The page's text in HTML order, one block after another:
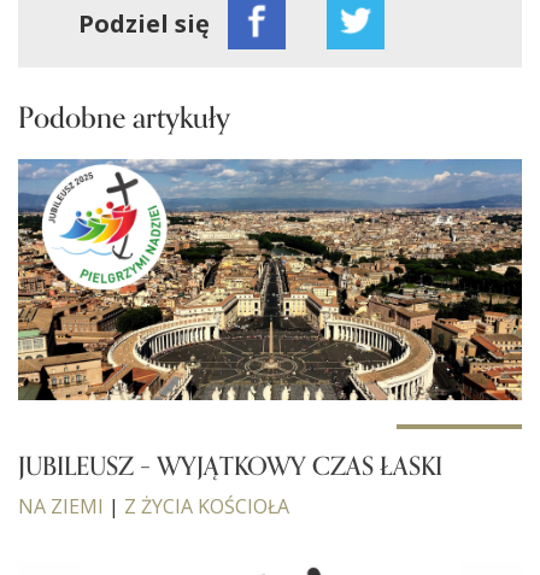
Podziel się
Podobne artykuły
JUBILEUSZ – WYJĄTKOWY CZAS ŁASKI
NA ZIEMI | Z ŻYCIA KOŚCIOŁA